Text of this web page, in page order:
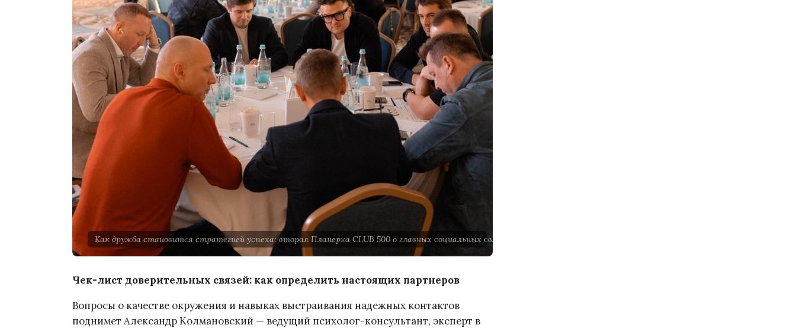
Как дружба становится стратегией успеха: вторая Планерка CLUB 500 о главных социальных связях в бизнесе
Чек-лист доверительных связей: как определить настоящих партнеров
Вопросы о качестве окружения и навыках выстраивания надежных контактов
поднимет Александр Колмановский — ведущий психолог-консультант, эксперт в